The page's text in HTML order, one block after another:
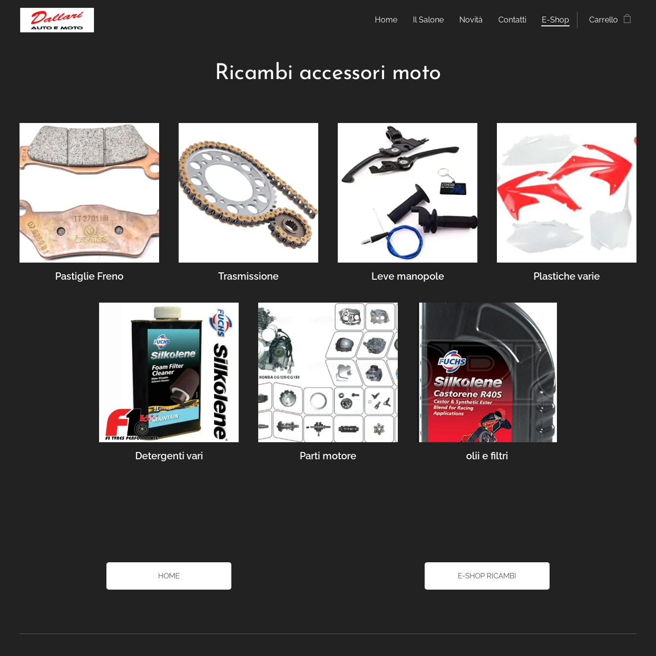
Home Il Salone Novità Contatti E-Shop Carrello
Ricambi accessori moto
Pastiglie Freno Trasmissione Leve manopole Plastiche varie
Detergenti vari Parti motore olii e filtri
HOME E-SHOP RICAMBI